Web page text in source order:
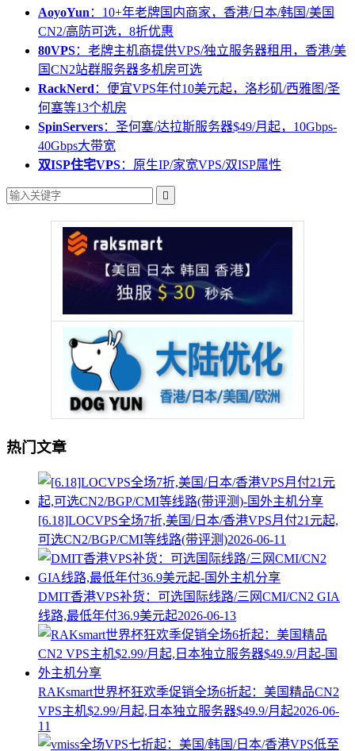
AoyoYun ：10+年老牌国内商家，香港/日本/韩国/美国
CN2/高防可选，8折优惠
80VPS：老牌主机商提供VPS/独立服务器租用，香港/美
国CN2站群服务器多机房可选
RackNerd ：便宜VPS年付10美元起，洛杉矶/西雅图/圣
何塞等13个机房
SpinServers：圣何塞/达拉斯服务器$49/月起，10Gbps-
40Gbps大带宽
双ISP住宅VPS：原生IP/家宽VPS/双ISP属性

热门文章
[6.18]LOCVPS全场7折,美国/日本/香港VPS月付21元起,
可选CN2/BGP/CMI等线路(带评测)2026-06-11
DMIT香港VPS补货：可选国际线路/三网CMI/CN2 GIA
线路,最低年付36.9美元起2026-06-13
RAKsmart世界杯狂欢季促销全场6折起：美国精品CN2
VPS主机$2.99/月起,日本独立服务器$49.9/月起2026-06-
11